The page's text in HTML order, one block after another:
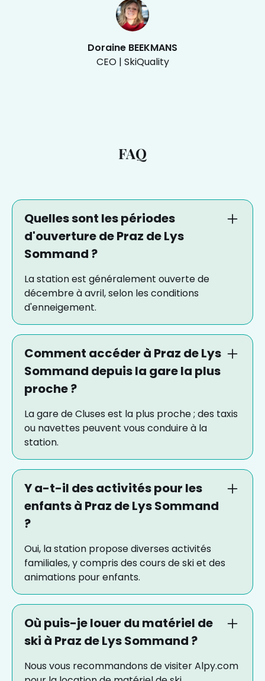
Doraine BEEKMANS
CEO | SkiQuality
FAQ
Quelles sont les périodes
d'ouverture de Praz de Lys
Sommand ?
La station est généralement ouverte de
décembre à avril, selon les conditions
d'enneigement.
Comment accéder à Praz de Lys
Sommand depuis la gare la plus
proche ?
La gare de Cluses est la plus proche ; des taxis
ou navettes peuvent vous conduire à la
station.
Y a-t-il des activités pour les
enfants à Praz de Lys Sommand
?
Oui, la station propose diverses activités
familiales, y compris des cours de ski et des
animations pour enfants.
Où puis-je louer du matériel de
ski à Praz de Lys Sommand ?
Nous vous recommandons de visiter Alpy.com